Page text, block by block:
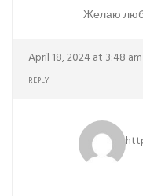
Желаю
April 18, 2024 at 3:48 am
REPLY